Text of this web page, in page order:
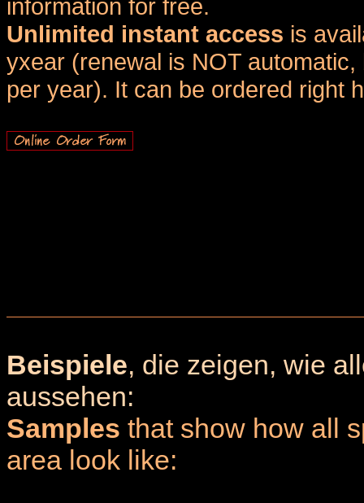
information for free.
Unlimited instant access is
yxear (renewal is NOT
per year). It can be ordered right
Beispiele, die zeigen, wie
aussehen:
Samples that show how all
area look like: